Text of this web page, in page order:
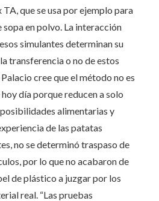
que se usa por ejemplo para
en polvo. La interacción
simulantes determinan su
transferencia o no de estos
cree que el método no es
día porque reducen a solo
alimentarias y
de las patatas
no se determinó traspaso de
por lo que no acabaron de
de plástico a juzgar por los
real. “Las pruebas